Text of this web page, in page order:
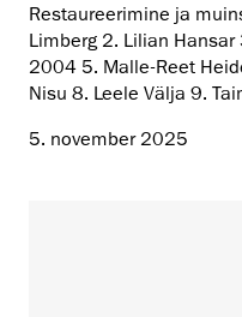
Restaureerimine ja
Limberg 2. Lilian
2004 5. Malle-Reet
Nisu 8. Leele Välja 9.
5. november 2025